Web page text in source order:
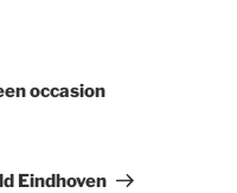
occasion
Eindhoven